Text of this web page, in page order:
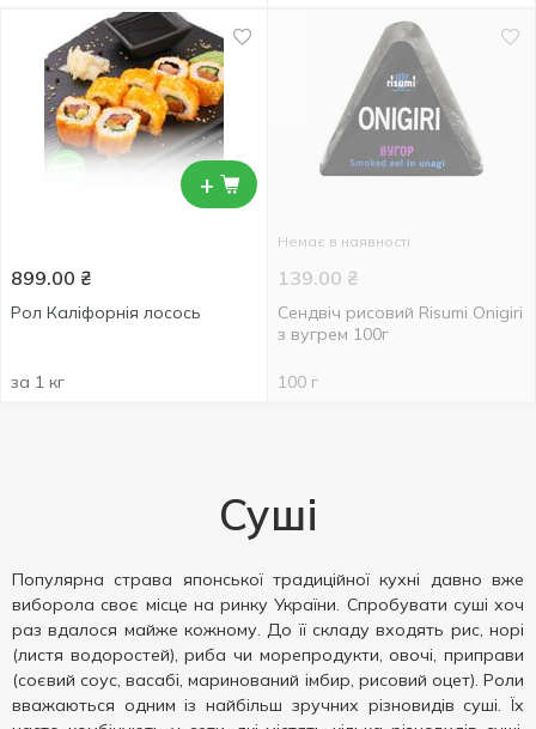
+
899.00 ₴
Рол Каліфорнія лосось
за 1 кг
Немає в наявності
139.00 ₴
Сендвіч рисовий Risumi Onigiri
з вугрем 100г
100 г
Суші
Популярна страва японської традиційної кухні давно вже
виборола своє місце на ринку України. Спробувати суші хоч
раз вдалося майже кожному. До її складу входять рис, норі
(листя водоростей), риба чи морепродукти, овочі, приправи
(соєвий соус, васабі, маринований імбир, рисовий оцет). Роли
вважаються одним із найбільш зручних різновидів суші. Їх